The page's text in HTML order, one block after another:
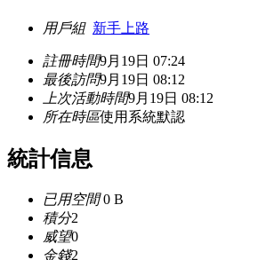
用戶組 新手上路
註冊時間9月19日 07:24
最後訪問9月19日 08:12
上次活動時間9月19日 08:12
所在時區使用系統默認
統計信息
已用空間0 B
積分2
威望0
金錢2